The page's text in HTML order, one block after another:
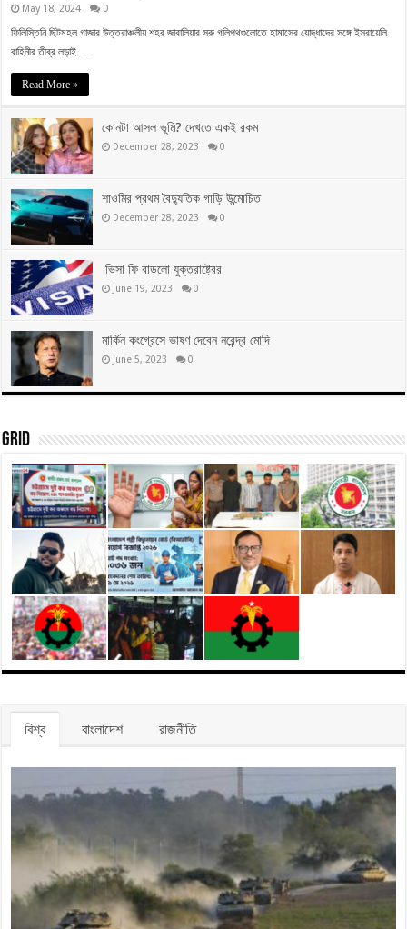
May 18, 2024 0
ফিলিস্তিনি ছিটমহল গাজার উত্তরাঞ্চলীয় শহর জাবালিয়ার সরু গলিপথগুলোতে হামাসের যোদ্ধাদের সঙ্গে ইসরায়েলি
বাহিনীর তীব্র লড়াই …
Read More »
কোনটা আসল ভূমি? দেখতে একই রকম
December 28, 2023 0
শাওমির প্রথম বৈদ্যুতিক গাড়ি উন্মোচিত
December 28, 2023 0
ভিসা ফি বাড়লো যুক্তরাষ্ট্রের
June 19, 2023 0
মার্কিন কংগ্রেসে ভাষণ দেবেন নরেন্দ্র মোদি
June 5, 2023 0
Grid
বিশ্ব বাংলাদেশ রাজনীতি